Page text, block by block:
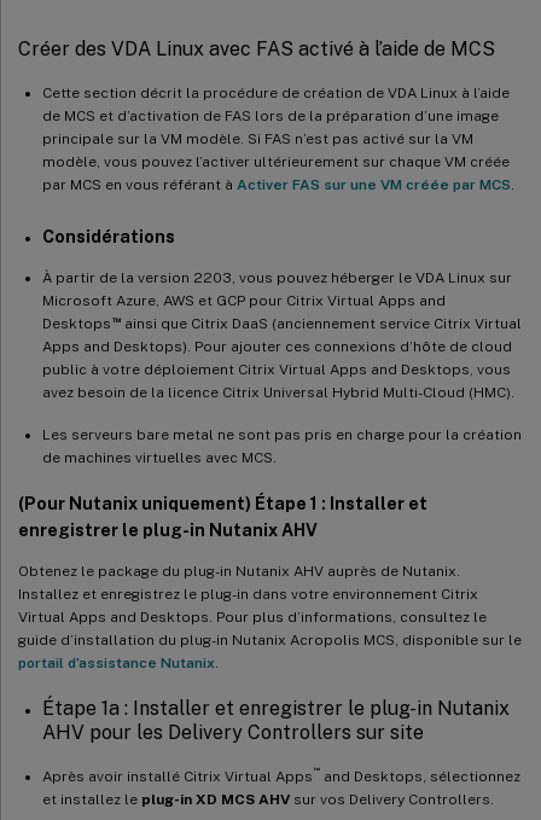
Créer des VDA Linux avec FAS activé à l’aide de MCS
Cette section décrit la procédure de création de VDA Linux à l’aide
de MCS et d’activation de FAS lors de la préparation d’une image
principale sur la VM modèle. Si FAS n’est pas activé sur la VM
modèle, vous pouvez l’activer ultérieurement sur chaque VM créée
par MCS en vous référant à Activer FAS sur une VM créée par MCS
Considérations
À partir de la version 2203, vous pouvez héberger le VDA Linux sur
Microsoft Azure, AWS et GCP pour Citrix Virtual Apps and
Desktops ™ainsi que Citrix DaaS (anciennement service Citrix Virtual
Apps and Desktops). Pour ajouter ces connexions d’hôte de cloud
public à votre déploiement Citrix Virtual Apps and Desktops, vous
avez besoin de la licence Citrix Universal Hybrid Multi-Cloud (HMC).
Les serveurs bare metal ne sont pas pris en charge pour la création
de machines virtuelles avec MCS.
(Pour Nutanix uniquement) Étape 1 : Installer et
enregistrer le plug-in Nutanix AHV
Obtenez le package du plug-in Nutanix AHV auprès de Nutanix.
Installez et enregistrez le plug-in dans votre environnement Citrix
Virtual Apps and Desktops. Pour plus d’informations, consultez le
guide d’installation du plug-in Nutanix Acropolis MCS, disponible sur le
portail d’assistance Nutanix
Étape 1a : Installer et enregistrer le plug-in Nutanix
AHV pour les Delivery Controllers sur site
Après avoir installé Citrix Virtual Apps ™
and Desktops, sélectionnez
et installez le plug-in XD MCS AHV sur vos Delivery Controllers.